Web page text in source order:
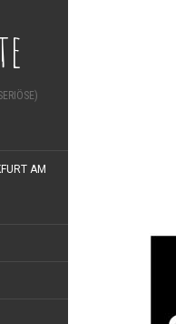
AM